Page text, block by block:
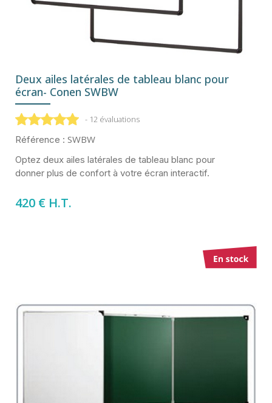
Deux ailes latérales de tableau blanc pour
écran- Conen SWBW
- 12 évaluations
Référence : SWBW
Optez deux ailes latérales de tableau blanc pour
donner plus de confort à votre écran interactif.
420 € H.T.